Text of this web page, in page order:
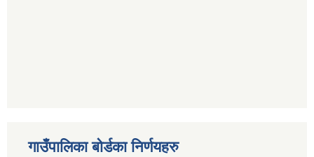
गाउँपालिका बोर्डका निर्णयहरु